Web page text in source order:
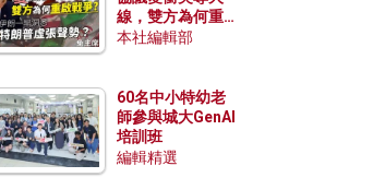
線，雙方為何重啟
戰爭？伊朗一早洞
本社編輯部
60名中小特幼老
師參與城大GenAI
培訓班
編輯精選